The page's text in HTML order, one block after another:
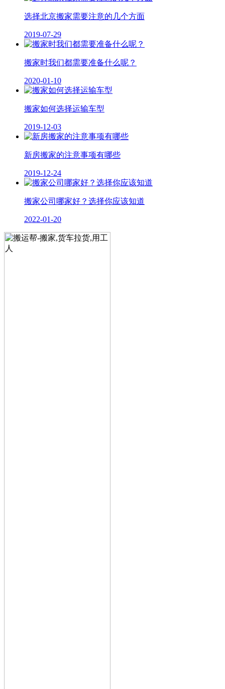
选择北京搬家需要注意的几个方面
2019-07-29
搬家时我们都需要准备什么呢？
2020-01-10
搬家如何选择运输车型
2019-12-03
新房搬家的注意事项有哪些
2019-12-24
搬家公司哪家好？选择你应该知道
2022-01-20